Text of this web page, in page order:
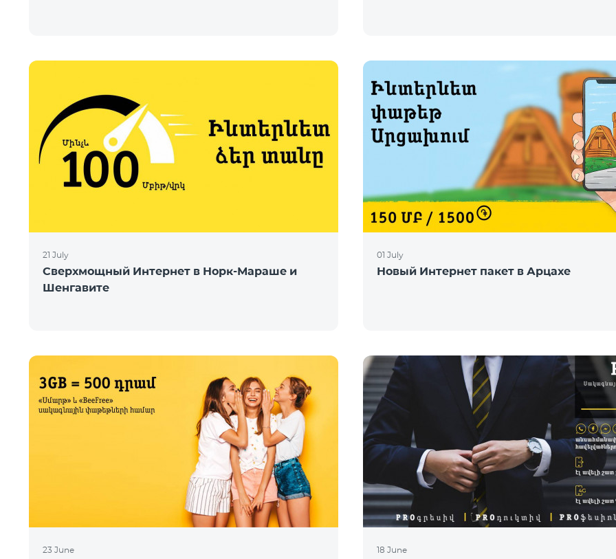
21 July
Сверхмощный Интернет в Норк-Мараше и
Шенгавите
01 July
Новый Интернет пакет в Арцахе
23 June 18 June